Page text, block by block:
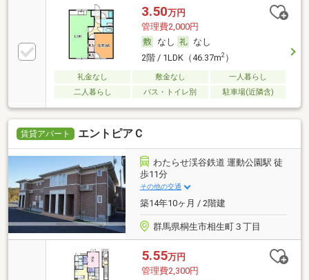
3.50万円
管理費2,000円
なし
なし
2階 / 1LDK（46.37m2）
礼金なし 敷金なし
一人暮らし
二人暮らし
バス・トイレ別 駐車場(近隣含)
賃貸アパート エントピアＣ
わたらせ渓谷鉄道 運動公園駅 徒
歩11分
その他の交通
築14年10ヶ月 / 2階建
群馬県桐生市相生町３丁目
5.55万円
管理費2,300円